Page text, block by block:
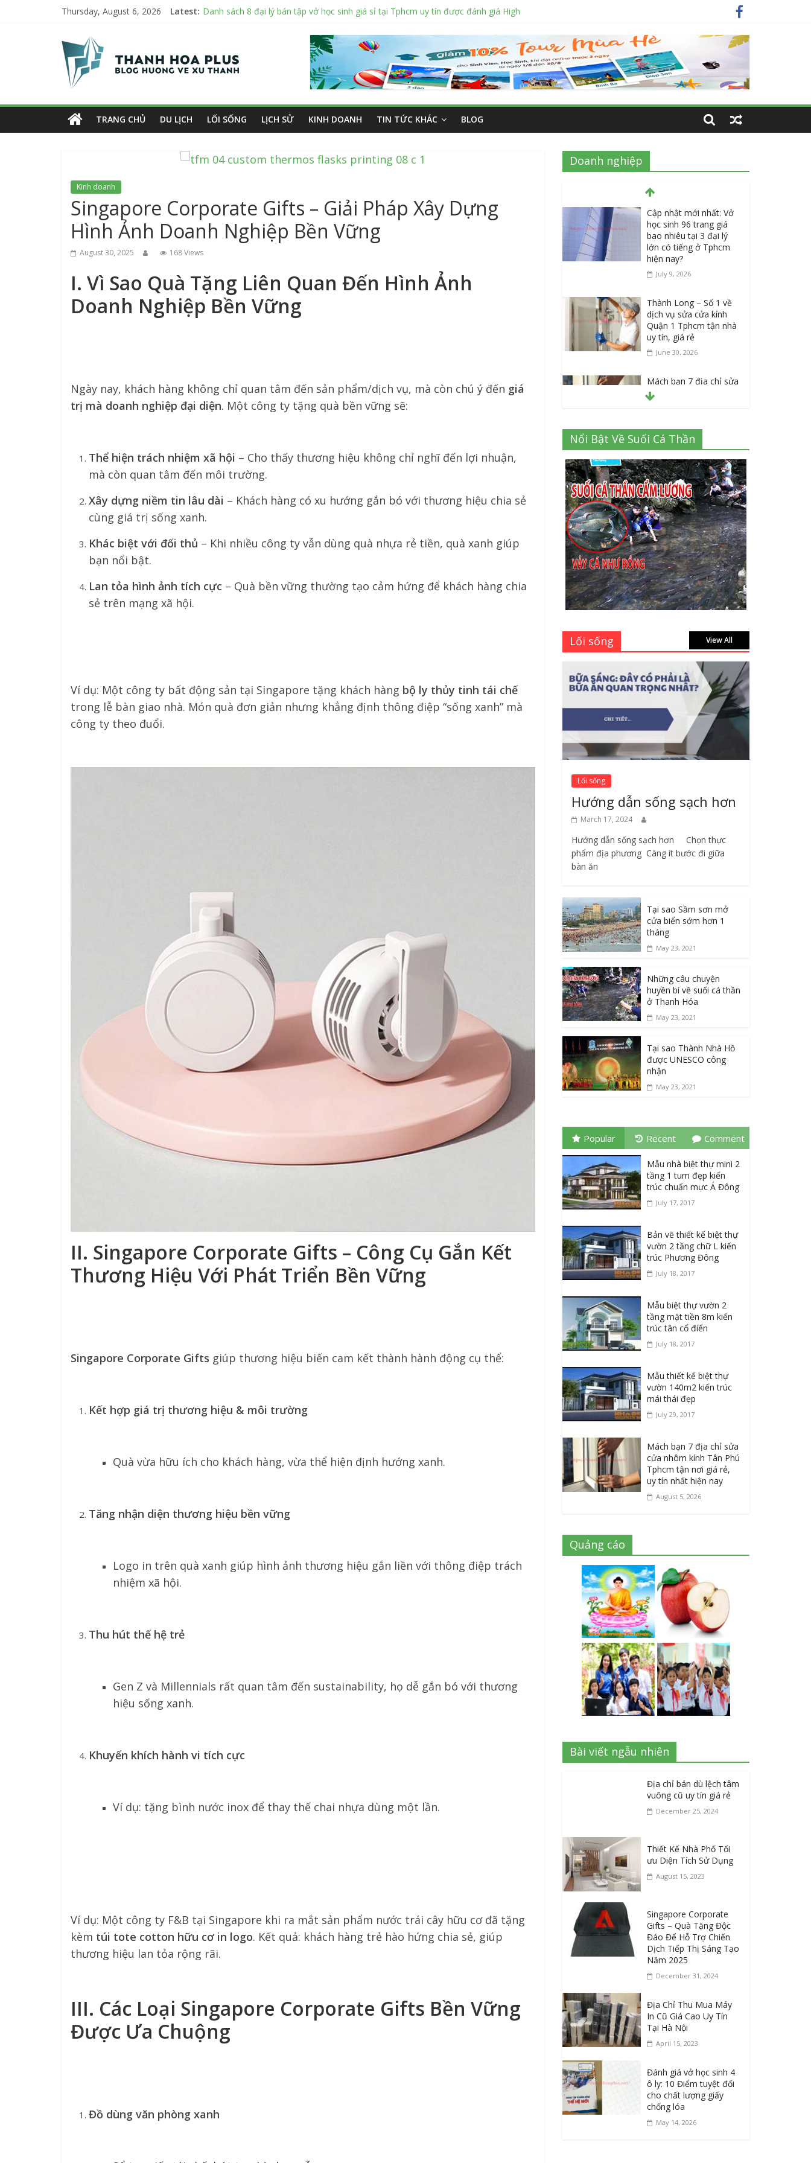
Thursday, August 6, 2026 Latest: Danh sách 8 đại lý bán tập vở học sinh giá sỉ tại Tphcm uy tín được đánh giá High
Mách bạn 7 địa chỉ sửa cửa nhôm kính Tân Phú Tphcm tận nơi giá rẻ, uy tín nhất hiện nay
Bật Mới 3 tiêu chí cắt kính cường lực Quận 12 theo yêu cầu Siêu Rẻ Lại Độc Quyền
Top 7 mẫu dù che nắng ngoài trời sân trường siêu bền được các trường sử dụng nhiều nhất
Thanh
Hoa
Plus
xứ
Thanh
TRANG CHỦ DU LỊCH LỐI SỐNG LỊCH SỬ KINH DOANH TIN TỨC KHÁC BLOG
Kinh doanh
Singapore Corporate Gifts – Giải Pháp Xây Dựng
Hình Ảnh Doanh Nghiệp Bền Vững
August 30, 2025 168 Views
I. Vì Sao Quà Tặng Liên Quan Đến Hình Ảnh
Doanh Nghiệp Bền Vững
Ngày nay, khách hàng không chỉ quan tâm đến sản phẩm/dịch vụ, mà còn chú ý đến giá
trị mà doanh nghiệp đại diện. Một công ty tặng quà bền vững sẽ:
Thể hiện trách nhiệm xã hội – Cho thấy thương hiệu không chỉ nghĩ đến lợi nhuận,
mà còn quan tâm đến môi trường.
Xây dựng niềm tin lâu dài – Khách hàng có xu hướng gắn bó với thương hiệu chia sẻ
cùng giá trị sống xanh.
Khác biệt với đối thủ – Khi nhiều công ty vẫn dùng quà nhựa rẻ tiền, quà xanh giúp
bạn nổi bật.
Lan tỏa hình ảnh tích cực – Quà bền vững thường tạo cảm hứng để khách hàng chia
sẻ trên mạng xã hội.
Ví dụ: Một công ty bất động sản tại Singapore tặng khách hàng bộ ly thủy tinh tái chế
trong lễ bàn giao nhà. Món quà đơn giản nhưng khẳng định thông điệp “sống xanh” mà
công ty theo đuổi.
II. Singapore Corporate Gifts – Công Cụ Gắn Kết
Thương Hiệu Với Phát Triển Bền Vững
Singapore Corporate Gifts giúp thương hiệu biến cam kết thành hành động cụ thể:
Kết hợp giá trị thương hiệu & môi trường
Quà vừa hữu ích cho khách hàng, vừa thể hiện định hướng xanh.
Tăng nhận diện thương hiệu bền vững
Logo in trên quà xanh giúp hình ảnh thương hiệu gắn liền với thông điệp trách
nhiệm xã hội.
Thu hút thế hệ trẻ
Gen Z và Millennials rất quan tâm đến sustainability, họ dễ gắn bó với thương
hiệu sống xanh.
Khuyến khích hành vi tích cực
Ví dụ: tặng bình nước inox để thay thế chai nhựa dùng một lần.
Ví dụ: Một công ty F&B tại Singapore khi ra mắt sản phẩm nước trái cây hữu cơ đã tặng
kèm túi tote cotton hữu cơ in logo. Kết quả: khách hàng trẻ hào hứng chia sẻ, giúp
thương hiệu lan tỏa rộng rãi.
III. Các Loại Singapore Corporate Gifts Bền Vững
Được Ưa Chuộng
Đồ dùng văn phòng xanh
Doanh nghiệp
Thành Long – Số 1 về
dịch vụ sửa cửa kính
Quận 1 Tphcm tận nhà
uy tín, giá rẻ
June 30, 2026
cửa nhôm kính Tân Phú
Tphcm tận nơi giá rẻ,
uy tín nhất hiện nay
August 5, 2026
kính cường lực Quận 12
theo yêu cầu Siêu Rẻ
Lại Độc Quyền
Top 7 mẫu dù che nắng
ngoài trời sân trường
siêu bền được các
trường sử dụng nhiều
nhất
July 20, 2026
Danh sách 8 đại lý bán
tập vở học sinh giá sỉ
tại Tphcm uy tín được
đánh giá High
July 16, 2026
bao nhiêu tại 3 đại lý
lớn có tiếng ở Tphcm
July 9, 2026
Nổi Bật Về Suối Cá Thần
Lối sống View All
Lối sống
Hướng dẫn sống sạch hơn
March 17, 2024
Hướng dẫn sống sạch hơn Chọn thực
phẩm địa phương ​ Càng ít bước đi giữa
bàn ăn
Tại sao Sầm sơn mở
cửa biển sớm hơn 1
tháng
May 23, 2021
Những câu chuyện
huyền bí về suối cá thần
ở Thanh Hóa
May 23, 2021
Tại sao Thành Nhà Hồ
được UNESCO công
nhận
May 23, 2021
Popular Recent Comment
Mẫu nhà biệt thự mini 2
tầng 1 tum đẹp kiến
trúc chuẩn mực Á Đông
July 17, 2017
Bản vẽ thiết kế biệt thự
vườn 2 tầng chữ L kiến
trúc Phương Đông
July 18, 2017
Mẫu biệt thự vườn 2
tầng mặt tiền 8m kiến
trúc tân cổ điển
July 18, 2017
Mẫu thiết kế biệt thự
vườn 140m2 kiến trúc
mái thái đẹp
July 29, 2017
Mách bạn 7 địa chỉ sửa
cửa nhôm kính Tân Phú
Tphcm tận nơi giá rẻ,
uy tín nhất hiện nay
August 5, 2026
Quảng cáo
Bài viết ngẫu nhiên
Địa chỉ bán dù lệch tâm
vuông cũ uy tín giá rẻ
December 25, 2024
Thiết Kế Nhà Phố Tối
ưu Diện Tích Sử Dụng
August 15, 2023
Singapore Corporate
Gifts – Quà Tặng Độc
Đáo Để Hỗ Trợ Chiến
Dịch Tiếp Thị Sáng Tạo
Năm 2025
December 31, 2024
Địa Chỉ Thu Mua Máy
In Cũ Giá Cao Uy Tín
Tại Hà Nội
April 15, 2023
Đánh giá vở học sinh 4
ô ly: 10 Điểm tuyệt đối
cho chất lượng giấy
chống lóa
May 14, 2026